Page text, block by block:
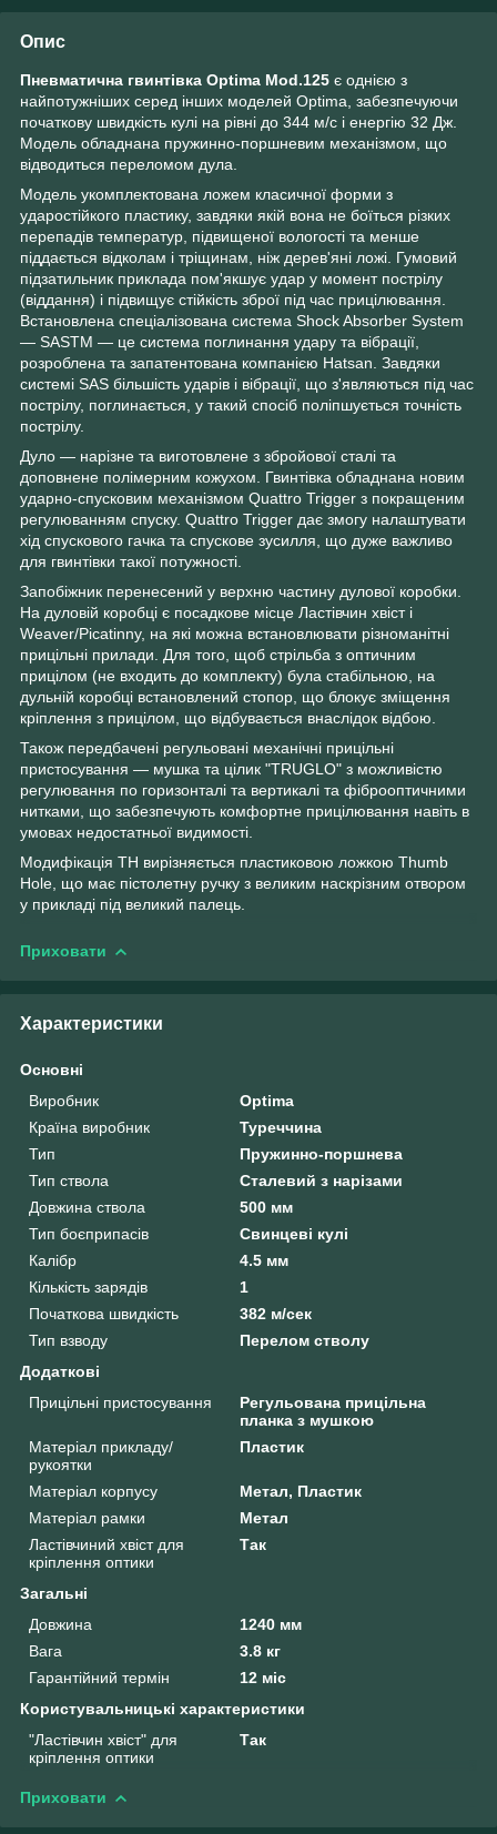
Опис
Пневматична гвинтівка Optima Mod.125 є однією з
найпотужніших серед інших моделей Optima, забезпечуючи
початкову швидкість кулі на рівні до 344 м/с і енергію 32 Дж.
Модель обладнана пружинно-поршневим механізмом, що
відводиться переломом дула.
Модель укомплектована ложем класичної форми з
ударостійкого пластику, завдяки якій вона не боїться різких
перепадів температур, підвищеної вологості та менше
піддається відколам і тріщинам, ніж дерев'яні ложі. Гумовий
підзатильник приклада пом'якшує удар у момент пострілу
(віддання) і підвищує стійкість зброї під час прицілювання.
Встановлена спеціалізована система Shock Absorber System
— SASTM — це система поглинання удару та вібрації,
розроблена та запатентована компанією Hatsan. Завдяки
системі SAS більшість ударів і вібрації, що з'являються під час
пострілу, поглинається, у такий спосіб поліпшується точність
пострілу.
Дуло — нарізне та виготовлене з збройової сталі та
доповнене полімерним кожухом. Гвинтівка обладнана новим
ударно-спусковим механізмом Quattro Trigger з покращеним
регулюванням спуску. Quattro Trigger дає змогу налаштувати
хід спускового гачка та спускове зусилля, що дуже важливо
для гвинтівки такої потужності.
Запобіжник перенесений у верхню частину дулової коробки.
На дуловій коробці є посадкове місце Ластівчин хвіст і
Weaver/Picatinny, на які можна встановлювати різноманітні
прицільні прилади. Для того, щоб стрільба з оптичним
прицілом (не входить до комплекту) була стабільною, на
дульній коробці встановлений стопор, що блокує зміщення
кріплення з прицілом, що відбувається внаслідок відбою.
Також передбачені регульовані механічні прицільні
пристосування — мушка та цілик "TRUGLO" з можливістю
регулювання по горизонталі та вертикалі та фіброоптичними
нитками, що забезпечують комфортне прицілювання навіть в
умовах недостатньої видимості.
Модифікація TH вирізняється пластиковою ложкою Thumb
Hole, що має пістолетну ручку з великим наскрізним отвором
у прикладі під великий палець.
Приховати
Характеристики
Основні
Виробник
Optima
Країна виробник
Туреччина
Тип
Пружинно-поршнева
Тип ствола
Сталевий з нарізами
Довжина ствола
500 мм
Тип боєприпасів
Свинцеві кулі
Калібр
4.5 мм
Кількість зарядів
1
Початкова швидкість
382 м/сек
Тип взводу
Перелом стволу
Додаткові
Прицільні пристосування
Регульована прицільна
планка з мушкою
Матеріал прикладу/
рукоятки
Пластик
Матеріал корпусу
Метал, Пластик
Матеріал рамки
Метал
Ластівчиний хвіст для
кріплення оптики
Так
Загальні
Довжина
1240 мм
Вага
3.8 кг
Гарантійний термін
12 міс
Користувальницькі характеристики
"Ластівчин хвіст" для
кріплення оптики
Так
Приховати